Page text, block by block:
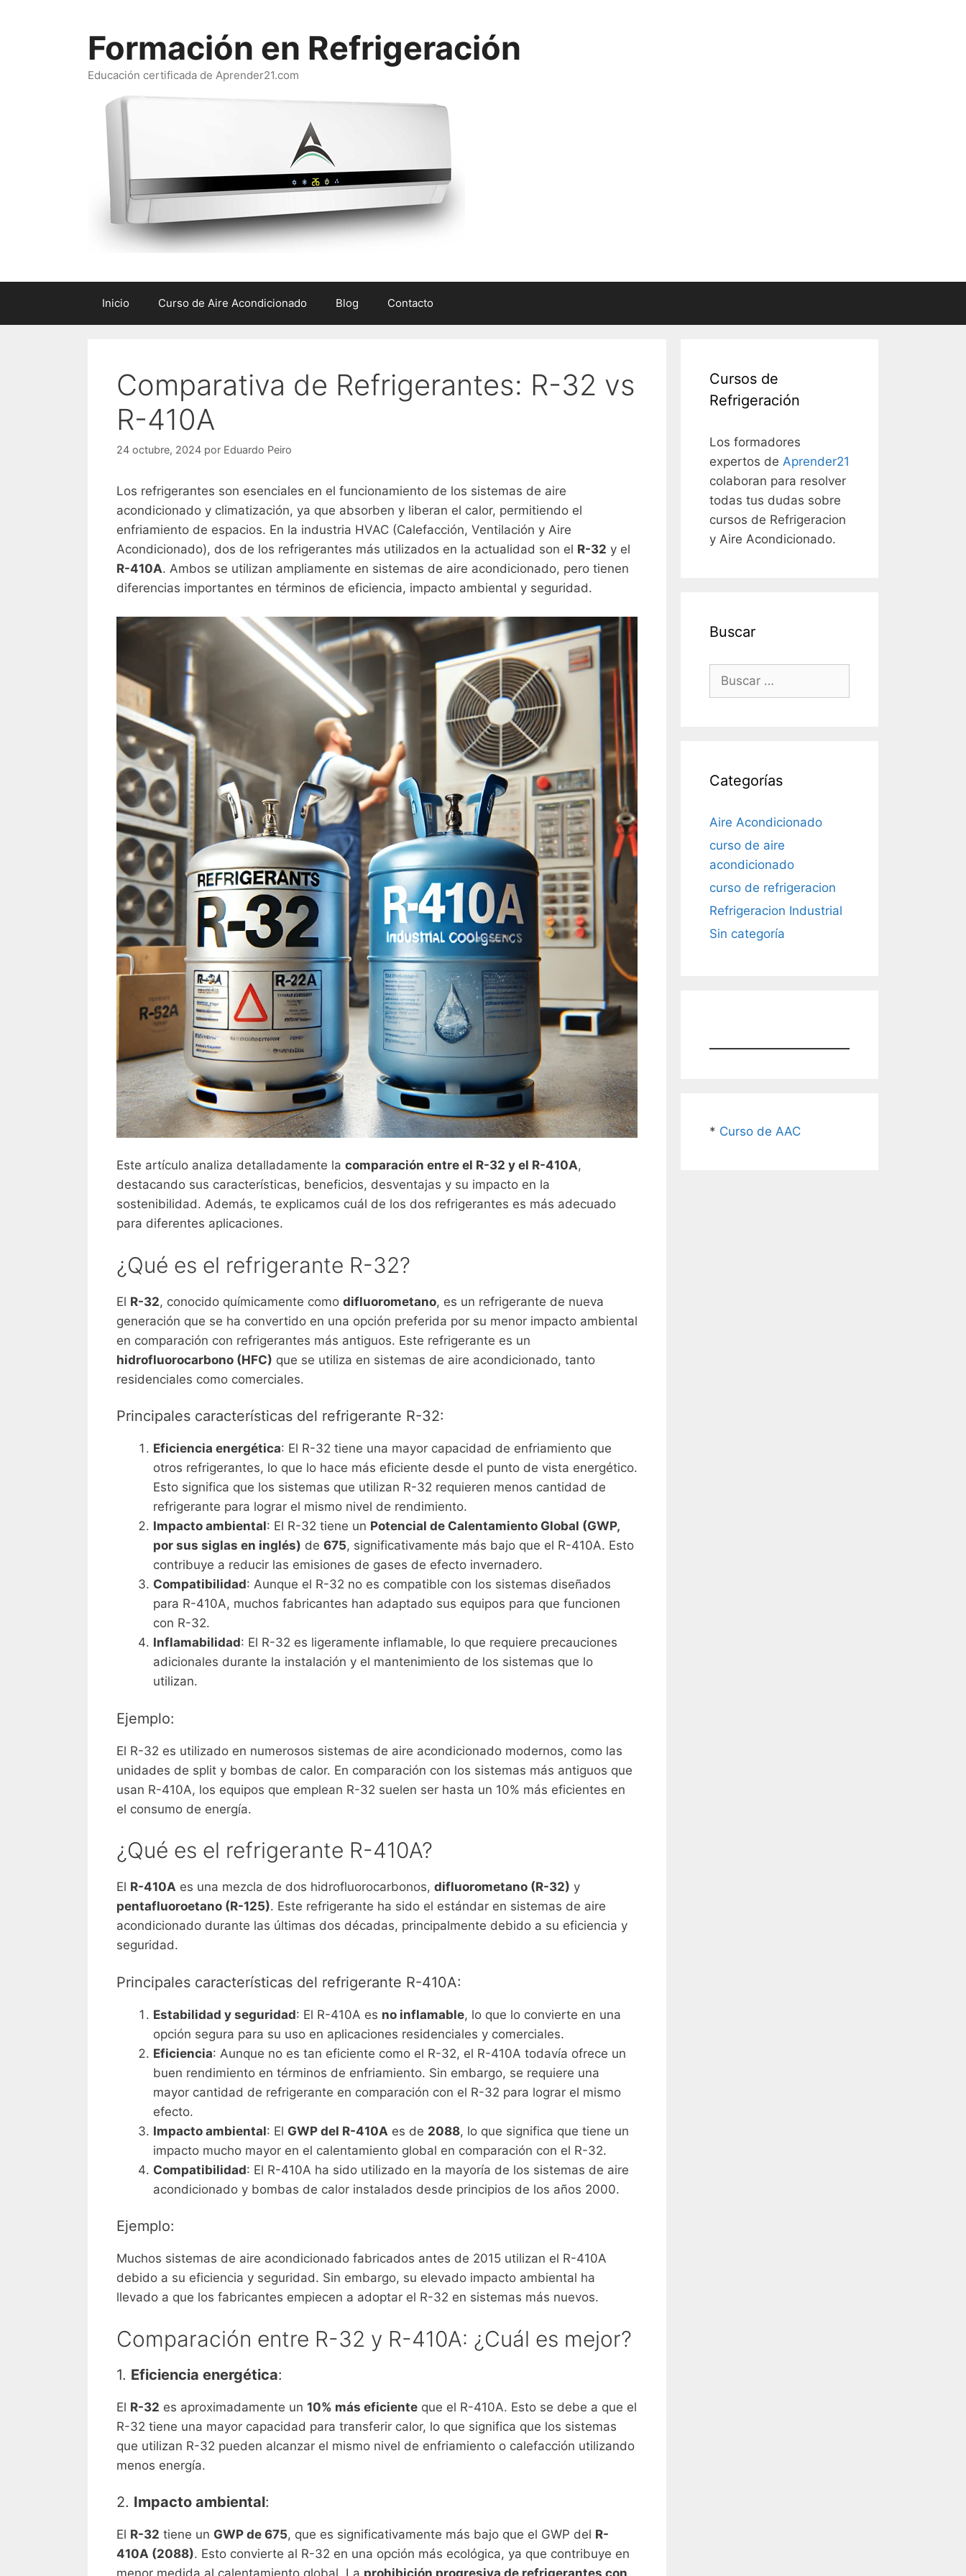
Formación en Refrigeración
Educación certificada de Aprender21.com
Inicio Curso de Aire Acondicionado Blog Contacto
Comparativa de Refrigerantes: R-32 vs
R-410A
24 octubre, 2024 por Eduardo Peiro
Los refrigerantes son esenciales en el funcionamiento de los sistemas de aire
acondicionado y climatización, ya que absorben y liberan el calor, permitiendo el
enfriamiento de espacios. En la industria HVAC (Calefacción, Ventilación y Aire
Acondicionado), dos de los refrigerantes más utilizados en la actualidad son el R-32 y el
R-410A. Ambos se utilizan ampliamente en sistemas de aire acondicionado, pero tienen
diferencias importantes en términos de eficiencia, impacto ambiental y seguridad.
Este artículo analiza detalladamente la comparación entre el R-32 y el R-410A,
destacando sus características, beneficios, desventajas y su impacto en la
sostenibilidad. Además, te explicamos cuál de los dos refrigerantes es más adecuado
para diferentes aplicaciones.
¿Qué es el refrigerante R-32?
El R-32, conocido químicamente como difluorometano, es un refrigerante de nueva
generación que se ha convertido en una opción preferida por su menor impacto ambiental
en comparación con refrigerantes más antiguos. Este refrigerante es un
hidrofluorocarbono (HFC) que se utiliza en sistemas de aire acondicionado, tanto
residenciales como comerciales.
Principales características del refrigerante R-32:
Eficiencia energética: El R-32 tiene una mayor capacidad de enfriamiento que
otros refrigerantes, lo que lo hace más eficiente desde el punto de vista energético.
Esto significa que los sistemas que utilizan R-32 requieren menos cantidad de
refrigerante para lograr el mismo nivel de rendimiento.
Impacto ambiental: El R-32 tiene un Potencial de Calentamiento Global (GWP,
por sus siglas en inglés) de 675, significativamente más bajo que el R-410A. Esto
contribuye a reducir las emisiones de gases de efecto invernadero.
Compatibilidad: Aunque el R-32 no es compatible con los sistemas diseñados
para R-410A, muchos fabricantes han adaptado sus equipos para que funcionen
con R-32.
Inflamabilidad: El R-32 es ligeramente inflamable, lo que requiere precauciones
adicionales durante la instalación y el mantenimiento de los sistemas que lo
utilizan.
Ejemplo:
El R-32 es utilizado en numerosos sistemas de aire acondicionado modernos, como las
unidades de split y bombas de calor. En comparación con los sistemas más antiguos que
usan R-410A, los equipos que emplean R-32 suelen ser hasta un 10% más eficientes en
el consumo de energía.
¿Qué es el refrigerante R-410A?
El R-410A es una mezcla de dos hidrofluorocarbonos, difluorometano (R-32) y
pentafluoroetano (R-125). Este refrigerante ha sido el estándar en sistemas de aire
acondicionado durante las últimas dos décadas, principalmente debido a su eficiencia y
seguridad.
Principales características del refrigerante R-410A:
Estabilidad y seguridad: El R-410A es no inflamable, lo que lo convierte en una
opción segura para su uso en aplicaciones residenciales y comerciales.
Eficiencia: Aunque no es tan eficiente como el R-32, el R-410A todavía ofrece un
buen rendimiento en términos de enfriamiento. Sin embargo, se requiere una
mayor cantidad de refrigerante en comparación con el R-32 para lograr el mismo
efecto.
Impacto ambiental: El GWP del R-410A es de 2088, lo que significa que tiene un
impacto mucho mayor en el calentamiento global en comparación con el R-32.
Compatibilidad: El R-410A ha sido utilizado en la mayoría de los sistemas de aire
acondicionado y bombas de calor instalados desde principios de los años 2000.
Ejemplo:
Muchos sistemas de aire acondicionado fabricados antes de 2015 utilizan el R-410A
debido a su eficiencia y seguridad. Sin embargo, su elevado impacto ambiental ha
llevado a que los fabricantes empiecen a adoptar el R-32 en sistemas más nuevos.
Comparación entre R-32 y R-410A: ¿Cuál es mejor?
1. Eficiencia energética:
El R-32 es aproximadamente un 10% más eficiente que el R-410A. Esto se debe a que el
R-32 tiene una mayor capacidad para transferir calor, lo que significa que los sistemas
que utilizan R-32 pueden alcanzar el mismo nivel de enfriamiento o calefacción utilizando
menos energía.
2. Impacto ambiental:
El R-32 tiene un GWP de 675, que es significativamente más bajo que el GWP del R-
410A (2088). Esto convierte al R-32 en una opción más ecológica, ya que contribuye en
Cursos de
Refrigeración
Los formadores
expertos de Aprender21
colaboran para resolver
todas tus dudas sobre
cursos de Refrigeracion
y Aire Acondicionado.
Buscar
Buscar:
Categorías
Aire Acondicionado
curso de aire
acondicionado
curso de refrigeracion
Refrigeracion Industrial
Sin categoría
* Curso de AAC